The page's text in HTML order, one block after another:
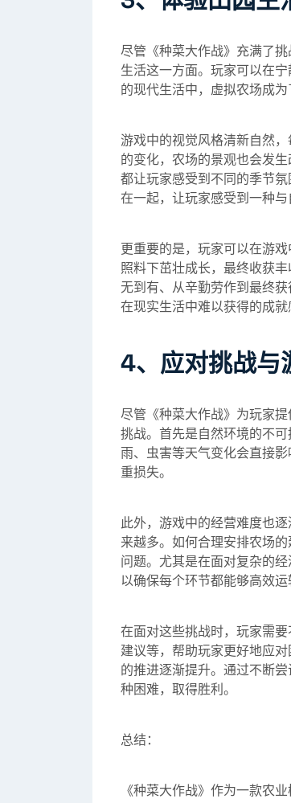
尽管《种菜大作战》充满了
生活这一方面。玩家可以在
的现代生活中，虚拟农场成
游戏中的视觉风格清新自然
的变化，农场的景观也会发
都让玩家感受到不同的季节
在一起，让玩家感受到一种与
更重要的是，玩家可以在游
照料下茁壮成长，最终收获
无到有、从辛勤劳作到最终
在现实生活中难以获得的成就
4、应对挑战与
尽管《种菜大作战》为玩家
挑战。首先是自然环境的不
雨、虫害等天气变化会直接
重损失。
此外，游戏中的经营难度也
来越多。如何合理安排农场
问题。尤其是在面对复杂的
以确保每个环节都能够高效运
在面对这些挑战时，玩家需
建议等，帮助玩家更好地应
的推进逐渐提升。通过不断
种困难，取得胜利。
总结：
《种菜大作战》作为一款农